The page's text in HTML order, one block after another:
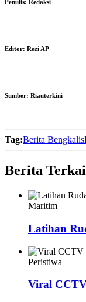
Penulis: Redaksi
Editor: Rezi AP
Sumber: Riauterkini
Tag:Berita Bengkalis
Berita
Maritim
Latihan
Peristiwa
Viral